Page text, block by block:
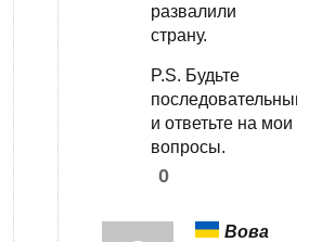
развалили
страну.
P.S. Будьте
последовательным
и ответьте на мои
вопросы.
0
Вова